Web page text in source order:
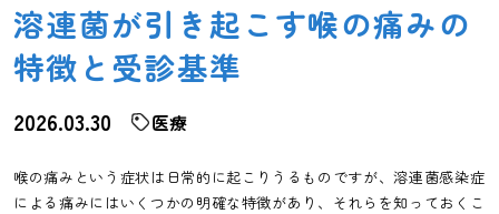
溶連菌が引き起こす喉の痛みの
特徴と受診基準
2026.03.30 医療
喉の痛みという症状は日常的に起こりうるものですが、溶連菌感染症
による痛みにはいくつかの明確な特徴があり、それらを知っておくこ